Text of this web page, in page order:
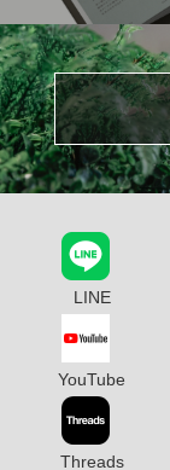
LINE
YouTube
Threads